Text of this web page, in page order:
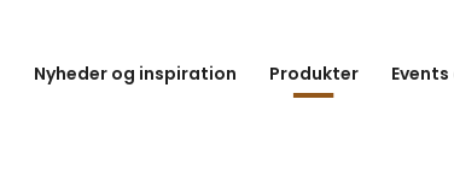
Nyheder og inspiration Produkter